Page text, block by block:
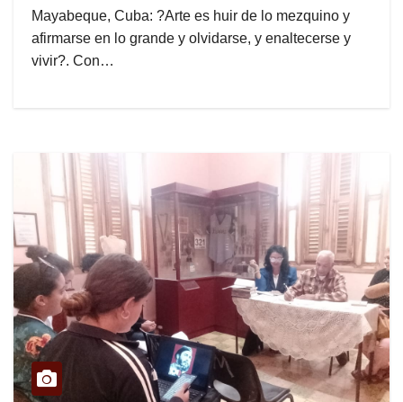
Mayabeque, Cuba: ?Arte es huir de lo mezquino y
afirmarse en lo grande y olvidarse, y enaltecerse y
vivir?. Con…